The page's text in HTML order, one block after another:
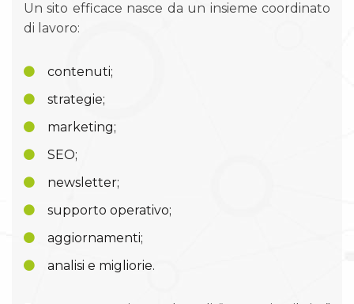
Un sito efficace nasce da un insieme coordinato
di lavoro:
contenuti;
strategie;
marketing;
SEO;
newsletter;
supporto operativo;
aggiornamenti;
analisi e migliorie.